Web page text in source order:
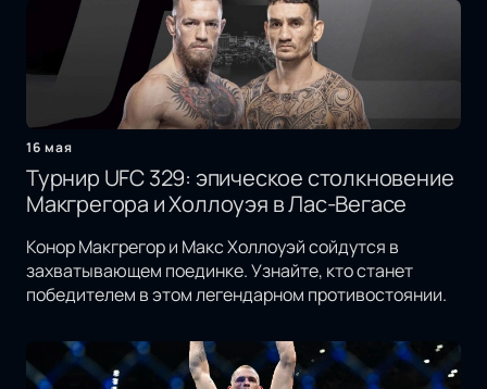
16 мая
Турнир UFC 329: эпическое столкновение
Макгрегора и Холлоуэя в Лас-Вегасе
Конор Макгрегор и Макс Холлоуэй сойдутся в
захватывающем поединке. Узнайте, кто станет
победителем в этом легендарном противостоянии.